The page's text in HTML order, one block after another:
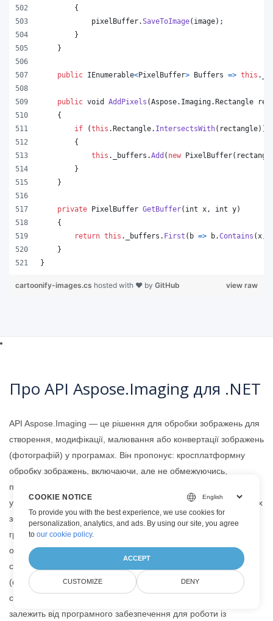
{
pixelBuffer.SaveToImage( image) ;
}
}
public IEnumerable<PixelBuffer> Buffers => this .
public void AddPixels (Aspose. Imaging.Rectangle
{
if
(this .Rectangle. IntersectsWith( rectangle) )
{
this . _buffers .Add ( new PixelBuffer(
}
}
private PixelBuffer GetBuffer( int x , int y)
{
return this . _buffers . First ( b => b.Contains ( x
}
}
view raw
cartoonify-images.cs hosted with ❤ by GitHub
Про API Aspose.Imaging для .NET
API Aspose.Imaging — це рішення для обробки зображень для
створення, модифікації, малювання або конвертації зображень
(фотографій) у програмах. Він пропонує: кросплатформну
обробку зображень, включаючи, але не обмежуючись,
перетворення між різними форматами зображень (включно з
уніфікованою обробкою багатосторінкових або багатокадрових
зображень), такі модифікації, як малювання, робота з
графічними примітивами, перетворення (зміна розміру,
обрізання, перевертання та обертання). , бінаризація, відтінки
сірого, коригування), розширені функції обробки зображення
(фільтрування, згладжування, маскування, виправлення) і
стратегії оптимізації пам’яті. Це окрема бібліотека, яка не
залежить від програмного забезпечення для роботи із
COOKIE NOTICE
To provide you with the best experience, we use cookies for
personalization, analytics, and ads. By using our site, you agree
toour cookie policy.
ACCEPT
CUSTOMIZE DENY